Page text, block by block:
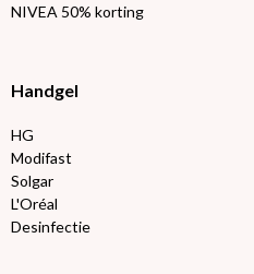
NIVEA 50% korting
Handgel
HG
Modifast
Solgar
L'Oréal
Desinfectie